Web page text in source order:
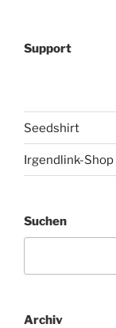
Support
Seedshirt
Irgendlink-Shop
Suchen
Archiv